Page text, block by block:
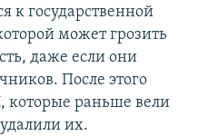
к государственной
может грозить
даже если они
После этого
раньше вели
их.